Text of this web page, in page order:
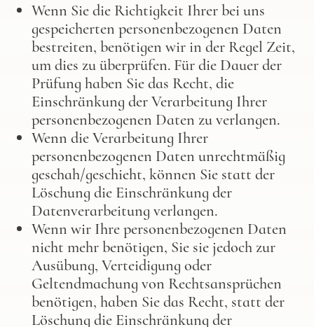
Wenn Sie die Richtigkeit Ihrer bei uns
gespeicherten personenbezogenen Daten
bestreiten, benötigen wir in der Regel Zeit,
um dies zu überprüfen. Für die Dauer der
Prüfung haben Sie das Recht, die
Einschränkung der Verarbeitung Ihrer
personenbezogenen Daten zu verlangen.
Wenn die Verarbeitung Ihrer
personenbezogenen Daten unrechtmäßig
geschah/geschieht, können Sie statt der
Löschung die Einschränkung der
Datenverarbeitung verlangen.
Wenn wir Ihre personenbezogenen Daten
nicht mehr benötigen, Sie sie jedoch zur
Ausübung, Verteidigung oder
Geltendmachung von Rechtsansprüchen
benötigen, haben Sie das Recht, statt der
Löschung die Einschränkung der